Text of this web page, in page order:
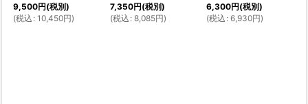
9,500円(税別)
(税込 : 10,450円)
7,350円(税別)
(税込 : 8,085円)
6,300円(税別)
(税込 : 6,930円)